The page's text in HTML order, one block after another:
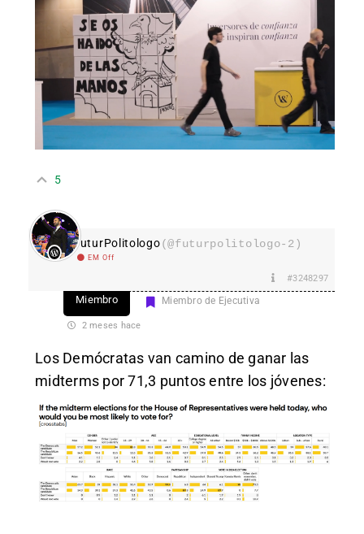
5
FuturPolitologo(@futurpolitologo-2)
EM Off
#3248297
Miembro Miembro de Ejecutiva
2 meses hace
Los Demócratas van camino de ganar las
midterms por 71,3 puntos entre los jóvenes: